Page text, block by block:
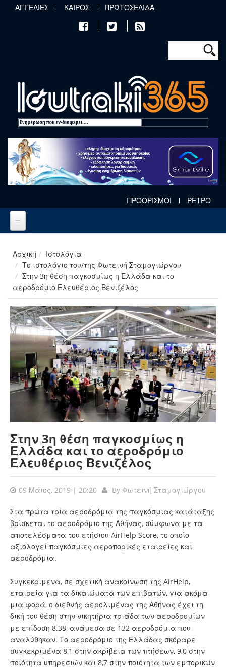
Παράκαμψη προς το κυρίως περιεχόμενο
ΑΓΓΕΛΙΕΣ ΚΑΙΡΟΣ ΠΡΩΤΟΣΕΛΙΔΑ
Φόρμα
Αναζήτηση
ΠΡΟΟΡΙΣΜΟΙ ΡΕΤΡΟ
Αρχική
Ιστολόγια
Το ιστολόγιο του/της Φωτεινή Σταμογιώργου
Στην 3η θέση παγκοσμίως η Ελλάδα και το
αεροδρόμιο Ελευθέριος Βενιζέλος
Στην 3η θέση παγκοσμίως η
Ελλάδα και το αεροδρόμιο
Ελευθέριος Βενιζέλος
09 Μάιος, 2019 | 20:20 By Φωτεινή Σταμογιώργου
Στα πρώτα τρία αεροδρόμια της παγκόσμιας κατάταξης
βρίσκεται το αεροδρόμιο της Αθήνας, σύμφωνα με τα
αποτελέσματα του ετήσιου AirHelp Score, το οποίο
αξιολογεί παγκόσμιες αεροπορικές εταιρείες και
αεροδρόμια.
Συγκεκριμένα, σε σχετική ανακοίνωση της AirHelp,
εταιρεία για τα δικαιώματα των επιβατών, για ακόμα
μια φορά, ο διεθνής αερολιμένας της Αθήνας έχει τη
δική του θέση στην νικητήρια τριάδα των αεροδρομίων
με επίδοση 8.38, ανάμεσα σε 132 αεροδρόμια που
αναλύθηκαν. Το αεροδρόμιο της Ελλάδας σκόραρε
συγκεκριμένα 8,1 στην ακρίβεια των πτήσεων, 9,0 στην
ποιότητα υπηρεσιών και 8,7 στην ποιότητα των εμπορικών